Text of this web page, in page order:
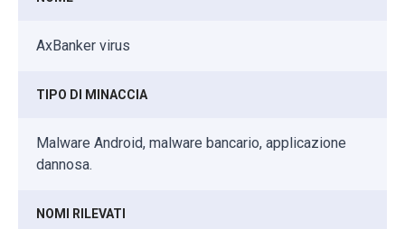
AxBanker virus
TIPO DI MINACCIA
Malware Android, malware bancario, applicazione
dannosa.
NOMI RILEVATI